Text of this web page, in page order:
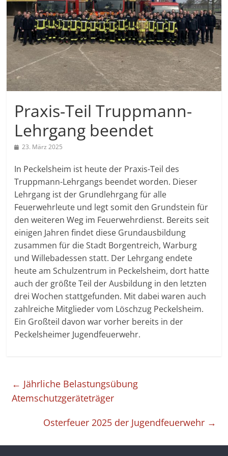
Praxis-Teil Truppmann-
Lehrgang beendet
23. März 2025
In Peckelsheim ist heute der Praxis-Teil des
Truppmann-Lehrgangs beendet worden. Dieser
Lehrgang ist der Grundlehrgang für alle
Feuerwehrleute und legt somit den Grundstein für
den weiteren Weg im Feuerwehrdienst. Bereits seit
einigen Jahren findet diese Grundausbildung
zusammen für die Stadt Borgentreich, Warburg
und Willebadessen statt. Der Lehrgang endete
heute am Schulzentrum in Peckelsheim, dort hatte
auch der größte Teil der Ausbildung in den letzten
drei Wochen stattgefunden. Mit dabei waren auch
zahlreiche Mitglieder vom Löschzug Peckelsheim.
Ein Großteil davon war vorher bereits in der
Peckelsheimer Jugendfeuerwehr.
← Jährliche Belastungsübung
Atemschutzgeräteträger
Osterfeuer 2025 der Jugendfeuerwehr →